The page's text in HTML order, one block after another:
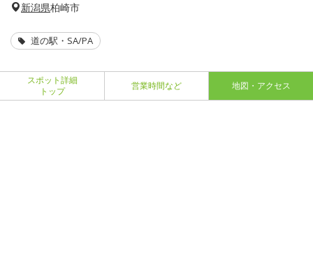
新潟県柏崎市
道の駅・SA/PA
スポット詳細
トップ
営業時間など 地図・アクセス